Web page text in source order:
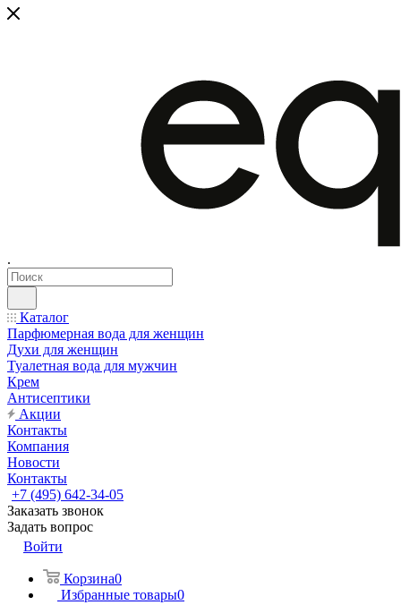
.
Каталог
Парфюмерная вода для женщин
Духи для женщин
Туалетная вода для мужчин
Крем
Антисептики
Акции
Контакты
Компания
Новости
Контакты
+7 (495) 642-34-05
Заказать звонок
Задать вопрос
Войти
Корзина0
Избранные товары0